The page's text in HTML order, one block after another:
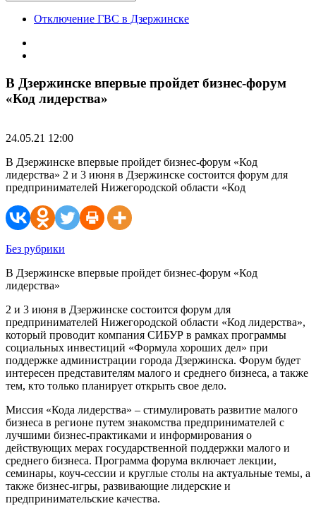
Отключение ГВС в Дзержинске
В Дзержинске впервые пройдет бизнес-форум
«Код лидерства»
24.05.21 12:00
В Дзержинске впервые пройдет бизнес-форум «Код
лидерства» 2 и 3 июня в Дзержинске состоится форум для
предпринимателей Нижегородской области «Код
Без рубрики
В Дзержинске впервые пройдет бизнес-форум «Код
лидерства»
2 и 3 июня в Дзержинске состоится форум для
предпринимателей Нижегородской области «Код лидерства»,
который проводит компания СИБУР в рамках программы
социальных инвестиций «Формула хороших дел» при
поддержке администрации города Дзержинска. Форум будет
интересен представителям малого и среднего бизнеса, а также
тем, кто только планирует открыть свое дело.
Миссия «Кода лидерства» – стимулировать развитие малого
бизнеса в регионе путем знакомства предпринимателей с
лучшими бизнес-практиками и информирования о
действующих мерах государственной поддержки малого и
среднего бизнеса. Программа форума включает лекции,
семинары, коуч-сессии и круглые столы на актуальные темы, а
также бизнес-игры, развивающие лидерские и
предпринимательские качества.